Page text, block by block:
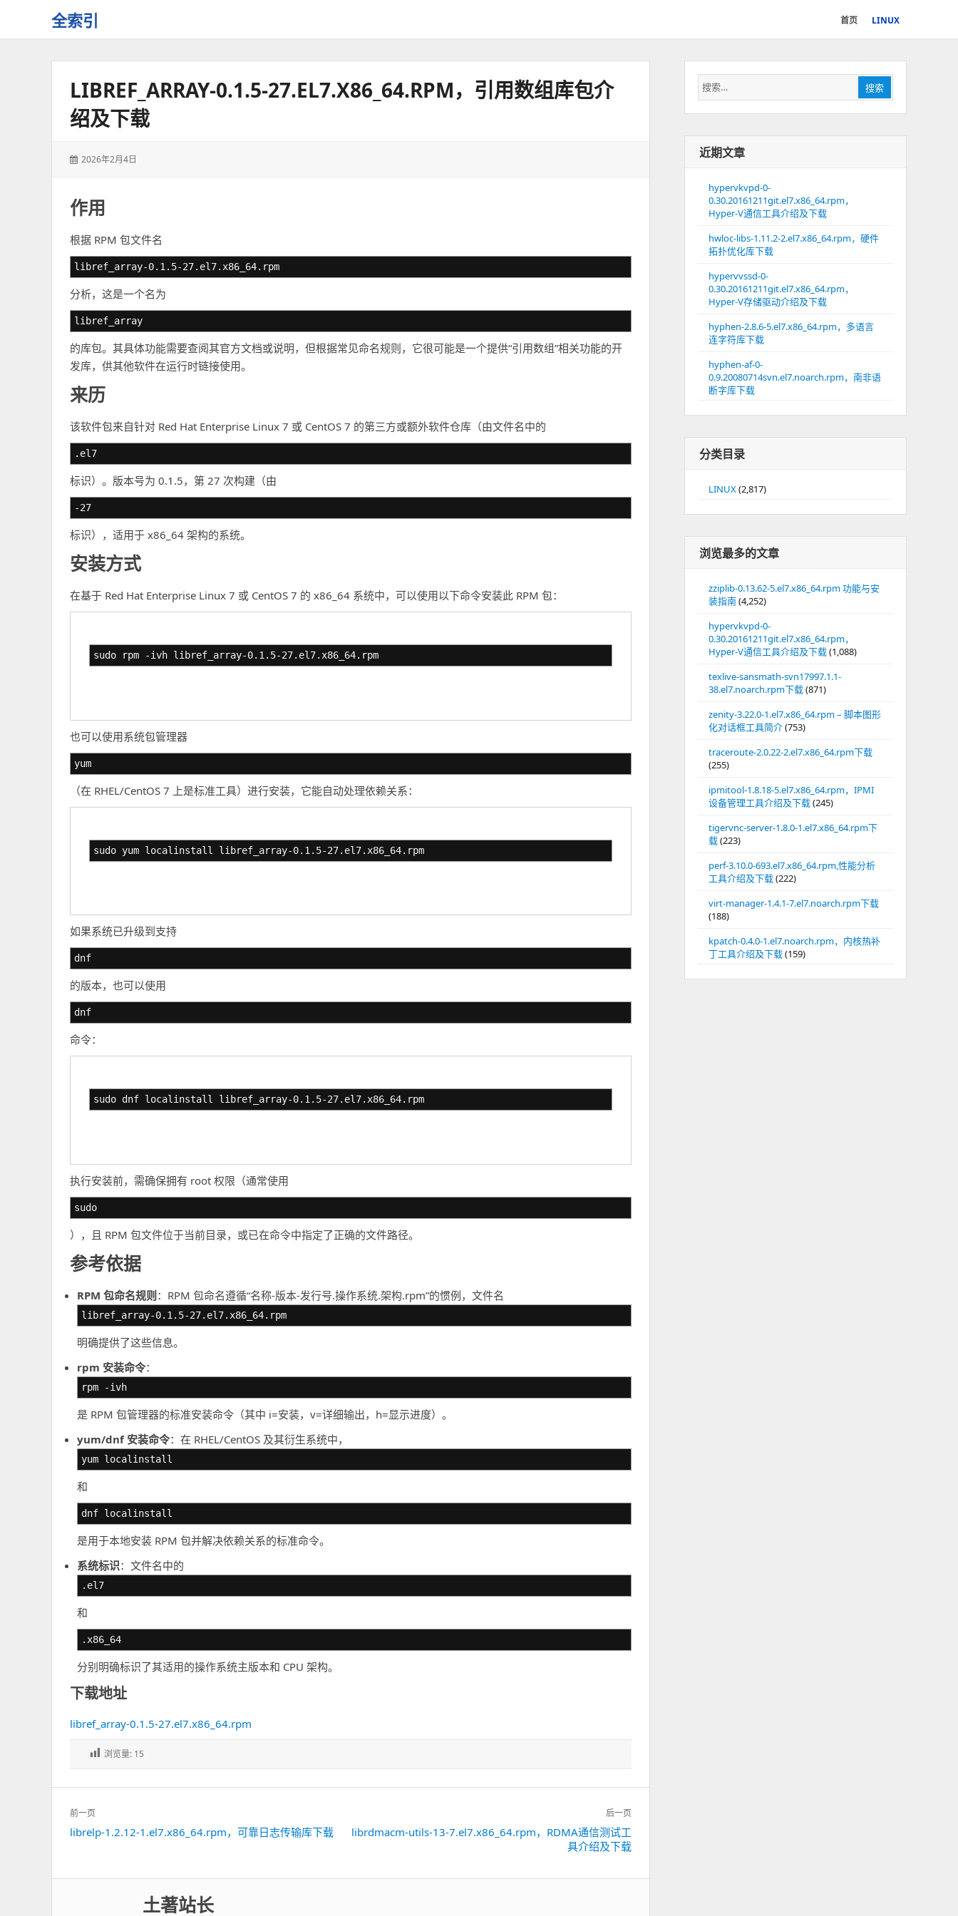
全索引
些
首页 LINUX
LIBREF_ARRAY-0.1.5-27.EL7.X86_64.RPM，引用数组库包介
绍及下载
发
2026年2月4日
作用
根据 RPM 包文件名
libref_array-0.1.5-27.el7.x86_64.rpm
分析，这是一个名为
libref_array
的库包。其具体功能需要查阅其官方文档或说明，但根据常见命名规则，它很可能是一个提供“引用数组”相关功能的开
发库，供其他软件在运行时链接使用。
来历
该软件包来自针对 Red Hat Enterprise Linux 7 或 CentOS 7 的第三方或额外软件仓库（由文件名中的
.el7
标识）。版本号为 0.1.5，第 27 次构建（由
-27
标识），适用于 x86_64 架构的系统。
安装方式
在基于 Red Hat Enterprise Linux 7 或 CentOS 7 的 x86_64 系统中，可以使用以下命令安装此 RPM 包：
sudo rpm -ivh libref_array-0.1.5-27.el7.x86_64.rpm
也可以使用系统包管理器
yum
（在 RHEL/CentOS 7 上是标准工具）进行安装，它能自动处理依赖关系：
sudo yum localinstall libref_array-0.1.5-27.el7.x86_64.rpm
如果系统已升级到支持
dnf
的版本，也可以使用
dnf
命令：
sudo dnf localinstall libref_array-0.1.5-27.el7.x86_64.rpm
执行安装前，需确保拥有 root 权限（通常使用
sudo
），且 RPM 包文件位于当前目录，或已在命令中指定了正确的文件路径。
参考依据
RPM 包命名规则：RPM 包命名遵循“名称-版本-发行号.操作系统.架构.rpm”的惯例，文件名
libref_array-0.1.5-27.el7.x86_64.rpm
明确提供了这些信息。
rpm 安装命令：
rpm -ivh
是 RPM 包管理器的标准安装命令（其中 i=安装，v=详细输出，h=显示进度）。
yum/dnf 安装命令：在 RHEL/CentOS 及其衍生系统中，
yum localinstall
和
dnf localinstall
是用于本地安装 RPM 包并解决依赖关系的标准命令。
系统标识：文件名中的
.el7
和
.x86_64
分别明确标识了其适用的操作系统主版本和 CPU 架构。
下载地址
libref_array-0.1.5-27.el7.x86_64.rpm
浏览量: 15
文
章
前一页
上
librelp-1.2.12-1.el7.x86_64.rpm，可靠日志传输库下载
后一页
下
librdmacm-utils-13-7.el7.x86_64.rpm，RDMA通信测试工
具介绍及下载
土著站长
搜
索：
搜索
近期文章
hypervkvpd-0-
0.30.20161211git.el7.x86_64.rpm，
Hyper-V通信工具介绍及下载
hwloc-libs-1.11.2-2.el7.x86_64.rpm，硬件
拓扑优化库下载
hypervvssd-0-
0.30.20161211git.el7.x86_64.rpm，
Hyper-V存储驱动介绍及下载
hyphen-2.8.6-5.el7.x86_64.rpm，多语言
连字符库下载
hyphen-af-0-
0.9.20080714svn.el7.noarch.rpm，南非语
断字库下载
分类目录
LINUX(2,817)
浏览最多的文章
zziplib-0.13.62-5.el7.x86_64.rpm 功能与安
装指南(4,252)
hypervkvpd-0-
0.30.20161211git.el7.x86_64.rpm，
Hyper-V通信工具介绍及下载(1,088)
texlive-sansmath-svn17997.1.1-
38.el7.noarch.rpm下载(871)
zenity-3.22.0-1.el7.x86_64.rpm – 脚本图形
化对话框工具简介(753)
traceroute-2.0.22-2.el7.x86_64.rpm下载
(255)
ipmitool-1.8.18-5.el7.x86_64.rpm，IPMI
设备管理工具介绍及下载(245)
tigervnc-server-1.8.0-1.el7.x86_64.rpm下
载(223)
perf-3.10.0-693.el7.x86_64.rpm,性能分析
工具介绍及下载(222)
virt-manager-1.4.1-7.el7.noarch.rpm下载
(188)
kpatch-0.4.0-1.el7.noarch.rpm，内核热补
丁工具介绍及下载(159)